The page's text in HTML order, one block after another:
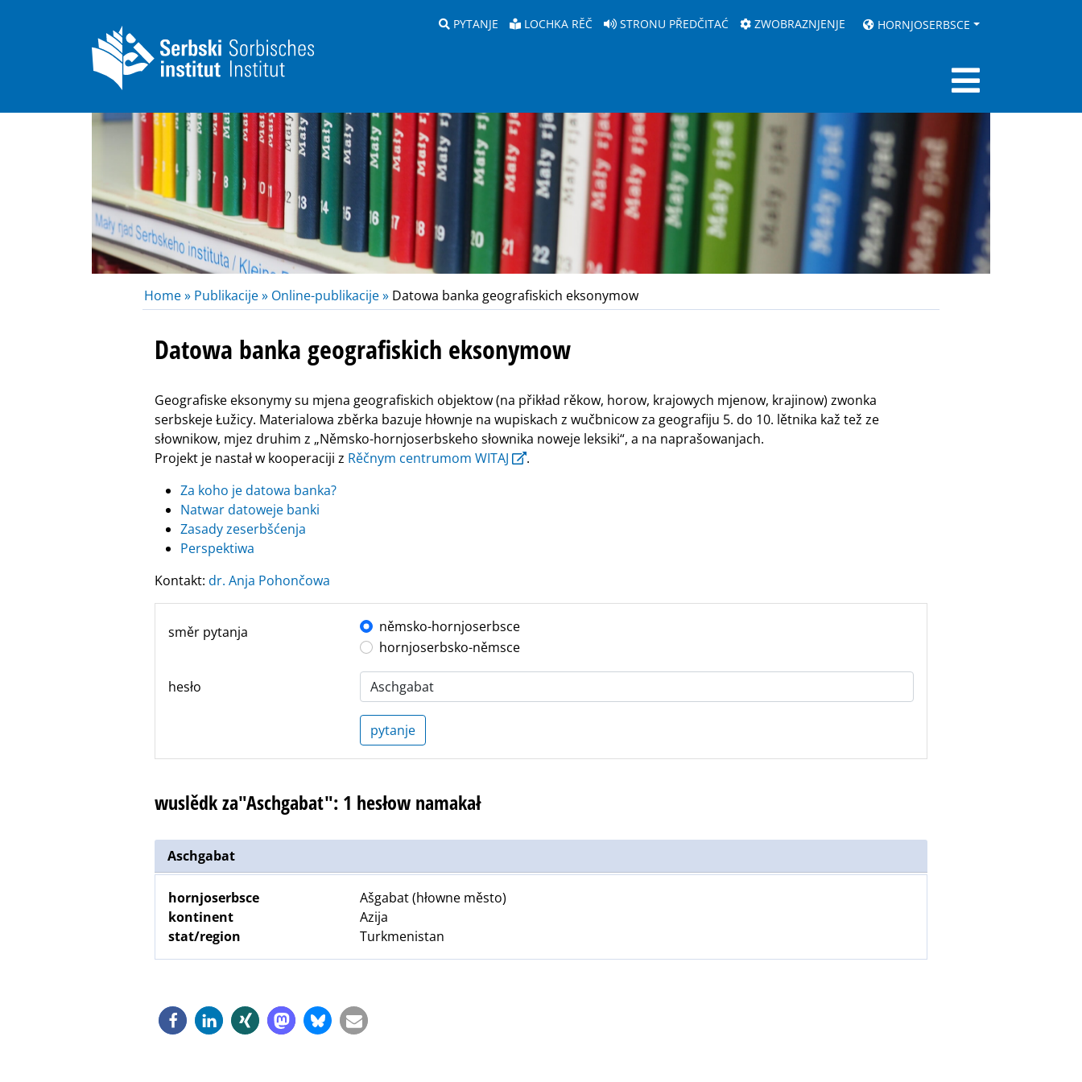
PYTANJE LOCHKA RĚČ STRONU PŘEDČITAĆ ZWOBRAZNJENJE HORNJOSERBSCE
Home » Publikacije » Online-publikacije » Datowa banka geografiskich eksonymow
Datowa banka geografiskich eksonymow
Geografiske eksonymy su mjena geografiskich objektow (na přikład rěkow, horow, krajowych mjenow, krajinow) zwonka
serbskeje Łužicy. Materialowa zběrka bazuje hłownje na wupiskach z wučbnicow za geografiju 5. do 10. lětnika kaž tež ze
słownikow, mjez druhim z „Němsko-hornjoserbskeho słownika noweje leksiki“, a na naprašowanjach.
Projekt je nastał w kooperaciji z Rěčnym centrumom WITAJ
.
Za koho je datowa banka?
Natwar datoweje banki
Zasady zeserbšćenja
Perspektiwa
Kontakt: dr. Anja Pohončowa
směr pytanja
němsko-hornjoserbsce
hornjoserbsko-němsce
hesło
pytanje
wuslědk za"Aschgabat": 1 hesłow namakał
Aschgabat
hornjoserbsce
Ašgabat (hłowne město)
kontinent
Azija
stat/region
Turkmenistan